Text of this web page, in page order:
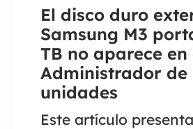
El disco duro
Samsung M3
TB no aparece en
Administrador de
unidades
Este artículo